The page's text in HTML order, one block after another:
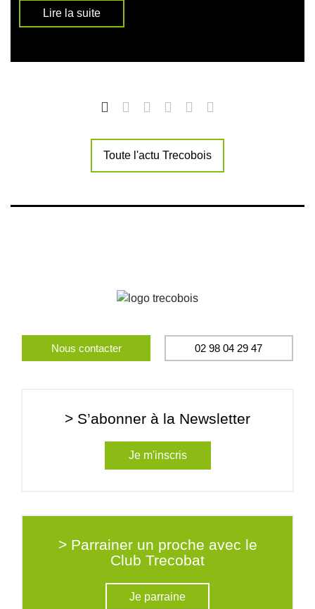
Lire la suite
Toute l'actu Trecobois
Nous contacter 02 98 04 29 47
> S’abonner à la Newsletter
Je m'inscris
> Parrainer un proche avec le
Club Trecobat
Je parraine